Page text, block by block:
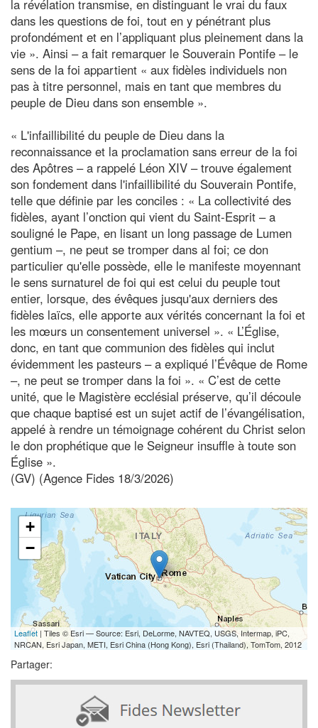
la révélation transmise, en distinguant le vrai du faux
dans les questions de foi, tout en y pénétrant plus
profondément et en l’appliquant plus pleinement dans la
vie ». Ainsi – a fait remarquer le Souverain Pontife – le
sens de la foi appartient « aux fidèles individuels non
pas à titre personnel, mais en tant que membres du
peuple de Dieu dans son ensemble ».
« L'infaillibilité du peuple de Dieu dans la
reconnaissance et la proclamation sans erreur de la foi
des Apôtres – a rappelé Léon XIV – trouve également
son fondement dans l'infaillibilité du Souverain Pontife,
telle que définie par les conciles : « La collectivité des
fidèles, ayant l’onction qui vient du Saint-Esprit – a
souligné le Pape, en lisant un long passage de Lumen
gentium –, ne peut se tromper dans al foi; ce don
particulier qu'elle possède, elle le manifeste moyennant
le sens surnaturel de foi qui est celui du peuple tout
entier, lorsque, des évêques jusqu'aux derniers des
fidèles laïcs, elle apporte aux vérités concernant la foi et
les mœurs un consentement universel ». « L’Église,
donc, en tant que communion des fidèles qui inclut
évidemment les pasteurs – a expliqué l’Évêque de Rome
–, ne peut se tromper dans la foi ». « C’est de cette
unité, que le Magistère ecclésial préserve, qu’il découle
que chaque baptisé est un sujet actif de l’évangélisation,
appelé à rendre un témoignage cohérent du Christ selon
le don prophétique que le Seigneur insuffle à toute son
Église ».
(GV) (Agence Fides 18/3/2026)
+
−
Leaflet | Tiles © Esri — Source: Esri, DeLorme, NAVTEQ, USGS, Intermap, iPC,
NRCAN, Esri Japan, METI, Esri China (Hong Kong), Esri (Thailand), TomTom, 2012
Partager: